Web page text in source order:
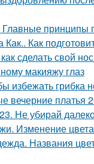
принципы
Как
сделать свой
макияжу глаз
избежать грибка
платья
Не убирай
Изменение
Названия